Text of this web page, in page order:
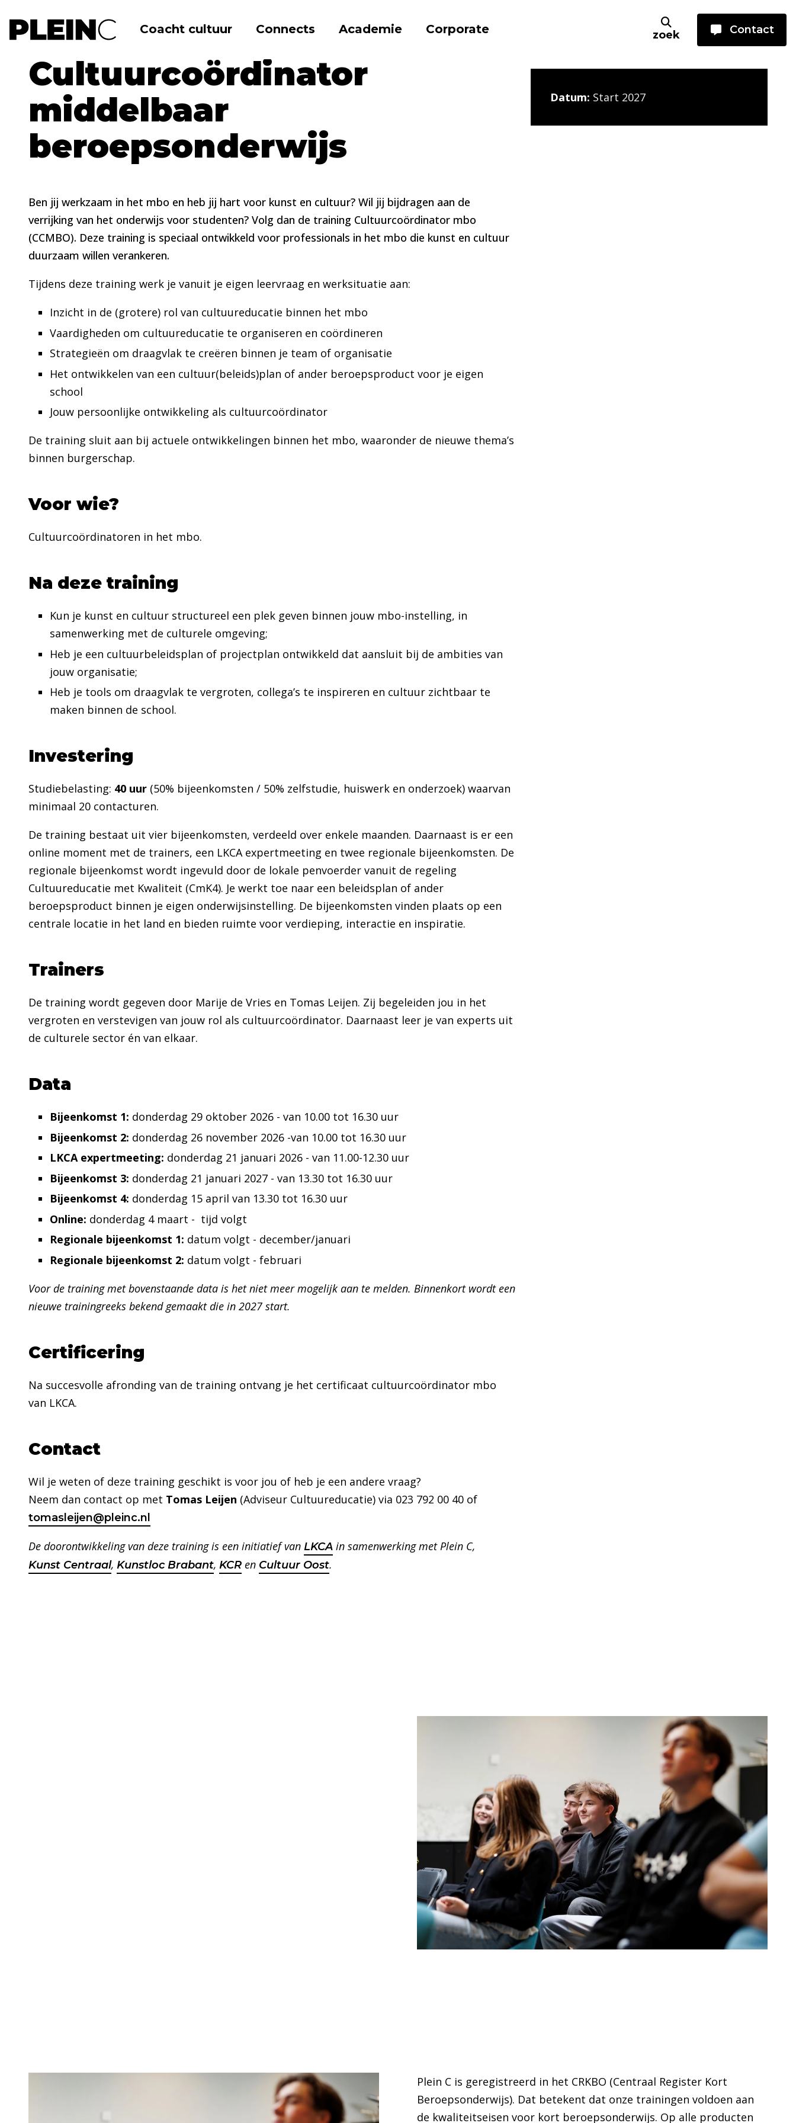
Coacht cultuur Connects Academie Corporate zoek Contact
Home Agenda CCMBO-training
Cultuurcoördinator
middelbaar
beroepsonderwijs
Ben jij werkzaam in het mbo en heb jij hart voor kunst en cultuur? Wil jij bijdragen aan de
verrijking van het onderwijs voor studenten? Volg dan de training Cultuurcoördinator mbo
(CCMBO). Deze training is speciaal ontwikkeld voor professionals in het mbo die kunst en cultuur
duurzaam willen verankeren.
Tijdens deze training werk je vanuit je eigen leervraag en werksituatie aan:
Inzicht in de (grotere) rol van cultuureducatie binnen het mbo
Vaardigheden om cultuureducatie te organiseren en coördineren
Strategieën om draagvlak te creëren binnen je team of organisatie
Het ontwikkelen van een cultuur(beleids)plan of ander beroepsproduct voor je eigen
school
Jouw persoonlijke ontwikkeling als cultuurcoördinator
De training sluit aan bij actuele ontwikkelingen binnen het mbo, waaronder de nieuwe thema’s
binnen burgerschap.
Voor wie?
Cultuurcoördinatoren in het mbo.
Na deze training
Kun je kunst en cultuur structureel een plek geven binnen jouw mbo-instelling, in
samenwerking met de culturele omgeving;
Heb je een cultuurbeleidsplan of projectplan ontwikkeld dat aansluit bij de ambities van
jouw organisatie;
Heb je tools om draagvlak te vergroten, collega’s te inspireren en cultuur zichtbaar te
maken binnen de school.
Investering
Studiebelasting: 40 uur (50% bijeenkomsten / 50% zelfstudie, huiswerk en onderzoek) waarvan
minimaal 20 contacturen.
De training bestaat uit vier bijeenkomsten, verdeeld over enkele maanden. Daarnaast is er een
online moment met de trainers, een LKCA expertmeeting en twee regionale bijeenkomsten. De
regionale bijeenkomst wordt ingevuld door de lokale penvoerder vanuit de regeling
Cultuureducatie met Kwaliteit (CmK4). Je werkt toe naar een beleidsplan of ander
beroepsproduct binnen je eigen onderwijsinstelling. De bijeenkomsten vinden plaats op een
centrale locatie in het land en bieden ruimte voor verdieping, interactie en inspiratie.
Trainers
De training wordt gegeven door Marije de Vries en Tomas Leijen. Zij begeleiden jou in het
vergroten en verstevigen van jouw rol als cultuurcoördinator. Daarnaast leer je van experts uit
de culturele sector én van elkaar.
Data
Bijeenkomst 1: donderdag 29 oktober 2026 - van 10.00 tot 16.30 uur
Bijeenkomst 2: donderdag 26 november 2026 -van 10.00 tot 16.30 uur
LKCA expertmeeting: donderdag 21 januari 2026 - van 11.00-12.30 uur
Bijeenkomst 3: donderdag 21 januari 2027 - van 13.30 tot 16.30 uur
Bijeenkomst 4: donderdag 15 april van 13.30 tot 16.30 uur
Online: donderdag 4 maart - tijd volgt
Regionale bijeenkomst 1: datum volgt - december/januari
Regionale bijeenkomst 2: datum volgt - februari
Voor de training met bovenstaande data is het niet meer mogelijk aan te melden. Binnenkort wordt een
nieuwe trainingreeks bekend gemaakt die in 2027 start.
Certificering
Na succesvolle afronding van de training ontvang je het certificaat cultuurcoördinator mbo
van LKCA.
Contact
Wil je weten of deze training geschikt is voor jou of heb je een andere vraag?
Neem dan contact op met Tomas Leijen (Adviseur Cultuureducatie) via 023 792 00 40 of
tomasleijen@pleinc.nl
De doorontwikkeling van deze training is een initiatief van LKCA in samenwerking met Plein C,
Kunst Centraal, Kunstloc Brabant, KCR en Cultuur Oost.
Datum: Start 2027
Plein C is geregistreerd in het CRKBO (Centraal Register Kort
Beroepsonderwijs). Dat betekent dat onze trainingen voldoen aan
de kwaliteitseisen voor kort beroepsonderwijs. Op alle producten